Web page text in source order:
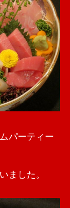
パーティー
ました。